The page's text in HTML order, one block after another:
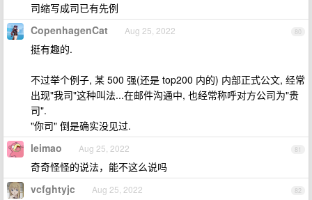
司缩写成司已有先例
80
CopenhagenCat Aug 25, 2022
挺有趣的.
不过举个例子, 某 500 强(还是 top200 内的) 内部正式公文, 经常
出现"我司"这种叫法...在邮件沟通中, 也经常称呼对方公司为"贵
司".
"你司" 倒是确实没见过.
81
leimao Aug 25, 2022
奇奇怪怪的说法，能不这么说吗
82
vcfghtyjc Aug 25, 2022